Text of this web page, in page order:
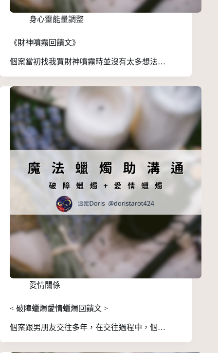
身心靈能量調整
《財神噴霧回饋文》
個案當初找我買財神噴霧時並沒有太多想法…
愛情關係
< 破障蠟燭愛情蠟燭回饋文 >
個案跟男朋友交往多年，在交往過程中，個…